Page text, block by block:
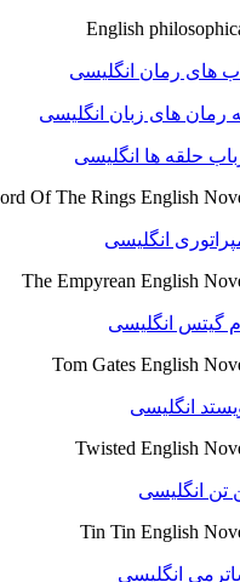
English
های رمان انگلیسی
رمان های زبان انگلیسی
حلقه ها انگلیسی
Of The Rings English
انگلیسی
The Empyrean English
گیتس انگلیسی
Tom Gates English
انگلیسی
Twisted English
تن انگلیسی
Tin Tin English
انگلیسی